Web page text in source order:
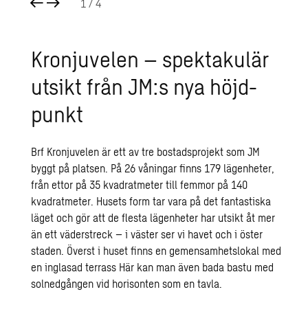
1 / 4
Kron­ju­ve­len – spek­ta­ku­lär
ut­sikt från JM:s nya höjd­
punkt
Brf Kronjuvelen är ett av tre bostadsprojekt som JM
byggt på platsen. På 26 våningar finns 179 lägenheter,
från ettor på 35 kvadratmeter till femmor på 140
kvadratmeter. Husets form tar vara på det fantastiska
läget och gör att de flesta lägenheter har utsikt åt mer
än ett väderstreck – i väster ser vi havet och i öster
staden. Överst i huset finns en gemensamhetslokal med
en inglasad terrass Här kan man även bada bastu med
solnedgången vid horisonten som en tavla.